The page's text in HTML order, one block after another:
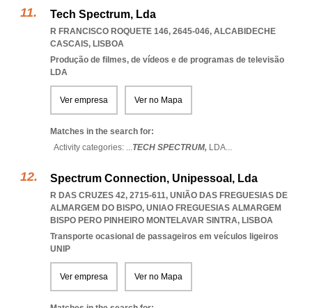
Tech Spectrum, Lda
R FRANCISCO ROQUETE 146, 2645-046, ALCABIDECHE
CASCAIS, LISBOA
Produção de filmes, de vídeos e de programas de televisão
LDA
Ver empresa Ver no Mapa
Matches in the search for:
Activity categories: ...TECH SPECTRUM, LDA...
Spectrum Connection, Unipessoal, Lda
R DAS CRUZES 42, 2715-611, UNIÃO DAS FREGUESIAS DE
ALMARGEM DO BISPO, UNIAO FREGUESIAS ALMARGEM
BISPO PERO PINHEIRO MONTELAVAR SINTRA, LISBOA
Transporte ocasional de passageiros em veículos ligeiros
UNIP
Ver empresa Ver no Mapa